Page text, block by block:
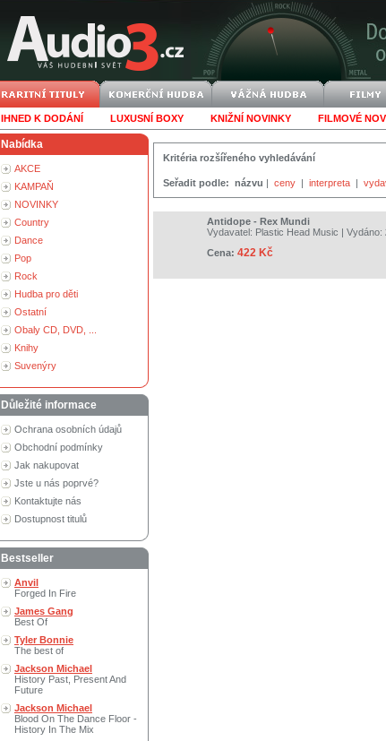
IHNED K DODÁNÍ LUXUSNÍ BOXY KNIŽNÍ NOVINKY FILMOVÉ
Nabídka
AKCE
KAMPAŇ
NOVINKY
Country
Dance
Pop
Rock
Hudba pro děti
Ostatní
Obaly CD, DVD, ...
Knihy
Suvenýry
Důležité informace
Ochrana osobních údajů
Obchodní podmínky
Jak nakupovat
Jste u nás poprvé?
Kontaktujte nás
Dostupnost titulů
Bestseller
Anvil
Forged In Fire
James Gang
Best Of
Tyler Bonnie
The best of
Jackson Michael
History Past, Present And
Future
Jackson Michael
Blood On The Dance Floor -
History In The Mix
Kritéria rozšířeného vyhledávání
Seřadit podle: názvu | ceny | interpreta |
Antidope - Rex Mundi
Vydavatel: Plastic Head Music | Vydáno:
Cena: 422 Kč